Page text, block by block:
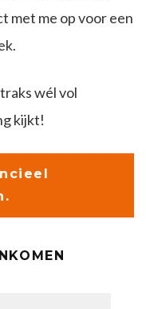
met me op voor een
wél vol
kijkt!